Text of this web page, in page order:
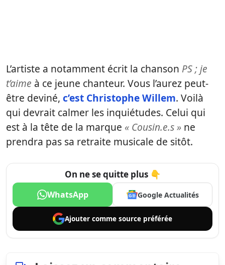
L’artiste a notamment écrit la chanson PS ; je
t’aime à ce jeune chanteur. Vous l’aurez peut-
être deviné, c’est Christophe Willem. Voilà
qui devrait calmer les inquiétudes. Celui qui
est à la tête de la marque « Cousin.e.s » ne
prendra pas sa retraite musicale de sitôt.
On ne se quitte plus 👇
WhatsApp Google Actualités
Ajouter comme source préférée